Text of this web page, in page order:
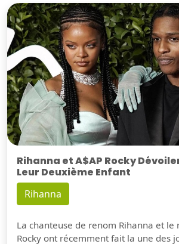
Rihanna et A$AP Rocky
Leur Deuxième Enfant
Rihanna
La chanteuse de renom Rihanna et le
Rocky ont récemment fait la une des